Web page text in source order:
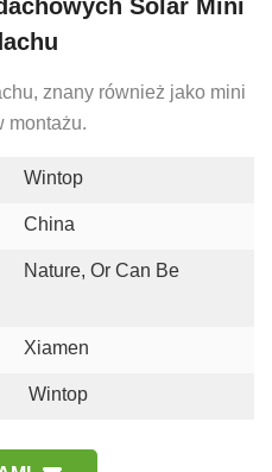
Solar Mini
znany również jako mini
montażu.
Wintop
China
Nature, Or Can Be
Xiamen
Wintop